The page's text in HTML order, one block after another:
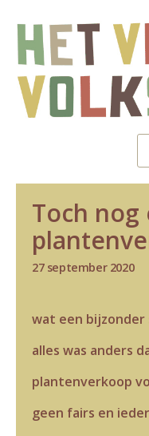
Toch nog
27 september 2020
wat een bijzonder
alles was anders
plantenverkoop
geen fairs en